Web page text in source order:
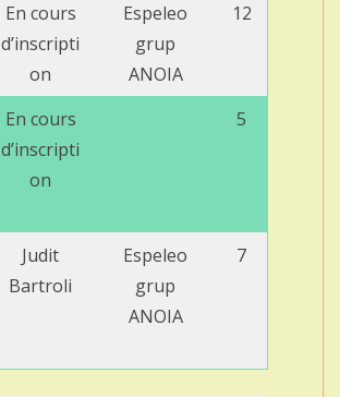
En cours
d’inscripti
on
Espeleo
grup
ANOIA
12
En cours
d’inscripti
on
5
Judit
Bartroli
Espeleo
grup
ANOIA
7